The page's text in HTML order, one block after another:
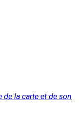
de la carte et de son